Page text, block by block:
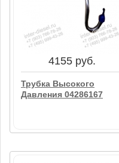
Ремкомплект ГРМ
В корзину
4155 руб.
Трубка Высокого
Давления 04286167